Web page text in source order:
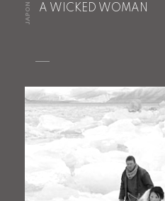
JAPON A WICKED WOMAN